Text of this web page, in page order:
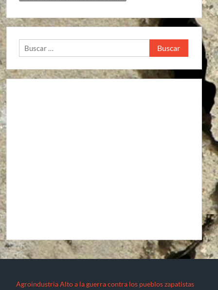
Buscar:
Agroindustria Alto a la guerra contra los pueblos zapatistas